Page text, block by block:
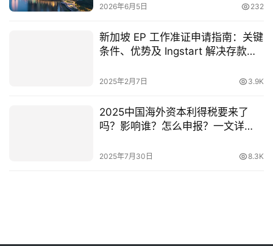
2026年6月5日 232
新加坡 EP 工作准证申请指南：关键
条件、优势及 Ingstart 解决存款要
2025年2月7日 3.9K
2025中国海外资本利得税要来了
吗？影响谁？怎么申报？一文详
2025年7月30日 8.3K